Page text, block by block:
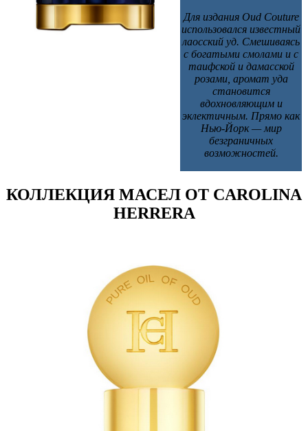
Для издания Oud Couture
использовался известный
лаосский уд. Смешиваясь
с богатыми смолами и с
таифской и дамасской
розами, аромат уда
становится
вдохновляющим и
эклектичным. Прямо как
Нью-Йорк — мир
безграничных
возможностей.
КОЛЛЕКЦИЯ МАСЕЛ ОТ CAROLINA
HERRERA